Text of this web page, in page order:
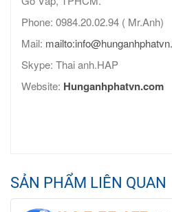
Phone: 0984.20.02.94 ( Mr.Anh)
Mail:
Skype: Thai anh.HAP
Website: Hunganhphatvn.com
SẢN PHẨM LIÊN QUAN